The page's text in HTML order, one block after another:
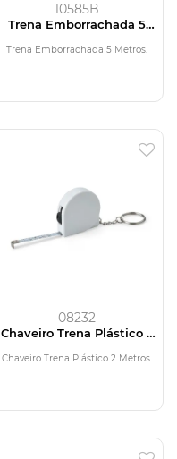
10585B
Trena Emborrachada 5
Trena Emborrachada 5 Metros.
08232
Chaveiro Trena Plástico 2
Chaveiro Trena Plástico 2 Metros.